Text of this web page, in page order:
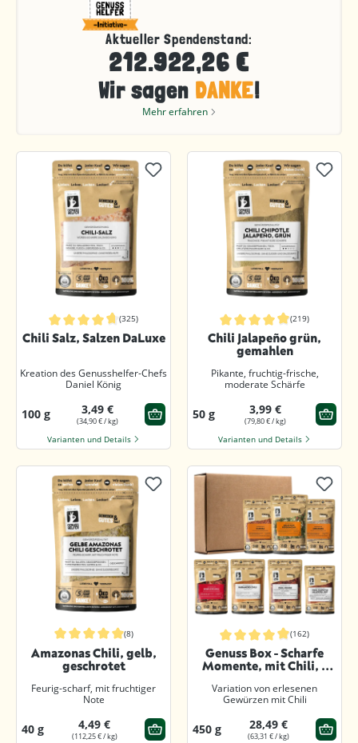
Aktueller Spendenstand:
212.922,26 €
Wir sagen DANKE!
Mehr erfahren
Durchschnittliche Bewertung von 4.8 von 5 Sternen
(325)
Chili Salz, Salzen DaLuxe
Kreation des Genusshelfer-Chefs
Daniel König
100 g 3,49 €
(34,90 € / kg)
Varianten und Details
Durchschnittliche Bewertung von
(219)
Chili Jalapeño grün,
gemahlen
Pikante, fruchtig-frische,
moderate Schärfe
50 g 3,99 €
(79,80 € / kg)
Varianten und Details
Durchschnittliche Bewertung von 5 von 5 Sternen
(8)
Amazonas Chili, gelb,
geschrotet
Feurig-scharf, mit fruchtiger
Note
40 g 4,49 €
(112,25 € / kg)
Durchschnittliche Bewertung von
(162)
Genuss Box - Scharfe
Momente, mit Chili, 7
Variation von erlesenen
Gewürzen mit Chili
450 g 28,49 €
(63,31 € / kg)